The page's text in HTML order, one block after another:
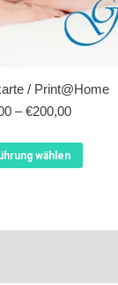
/ Print@Home
–€200,00
wählen